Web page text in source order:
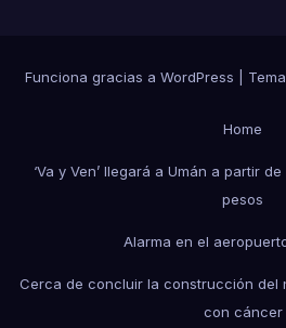
Funciona gracias a WordPress
Home
‘Va y Ven’ llegará a Umán a partir
pesos
Alarma en el
Cerca de concluir la construcción del
con cáncer